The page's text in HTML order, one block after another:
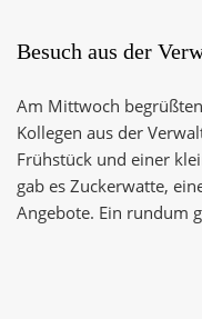
Besuch aus der
Am Mittwoch
Kollegen aus der
Frühstück und einer
gab es Zuckerwatte,
Angebote. Ein rundum